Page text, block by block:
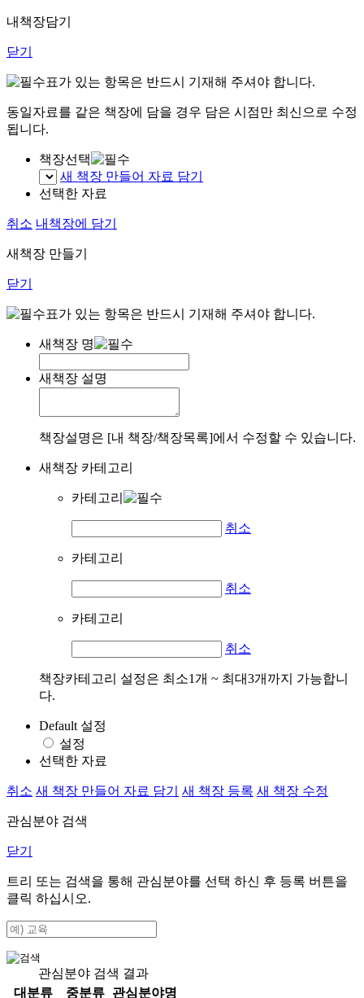
내책장담기
닫기
표가 있는 항목은 반드시 기재해 주셔야 합니다.
동일자료를 같은 책장에 담을 경우 담은 시점만 최신으로 수정
됩니다.
책장선택
새 책장 만들어 자료 담기
선택한 자료
취소 내책장에 담기
새책장 만들기
닫기
표가 있는 항목은 반드시 기재해 주셔야 합니다.
새책장 명
새책장 설명
책장설명은 [내 책장/책장목록]에서 수정할 수 있습니다.
새책장 카테고리
카테고리
취소
카테고리
취소
카테고리
취소
책장카테고리 설정은 최소1개 ~ 최대3개까지 가능합니
다.
Default 설정
설정
선택한 자료
취소 새 책장 만들어 자료 담기 새 책장 등록 새 책장 수정
관심분야 검색
닫기
트리 또는 검색을 통해 관심분야를 선택 하신 후 등록 버튼을
클릭 하십시오.
관심분야 검색 결과
대분류
중분류 관심분야명